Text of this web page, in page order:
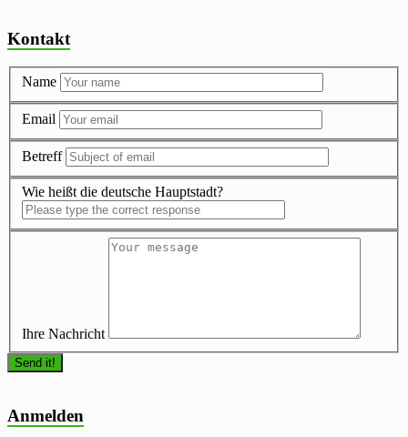
Kontakt
Name
Email
Betreff
Wie heißt die deutsche Hauptstadt?
Ihre Nachricht
Anmelden